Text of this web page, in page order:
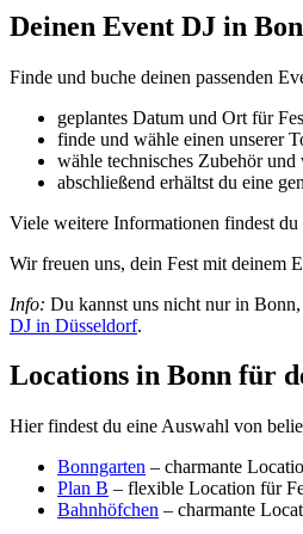
Deinen Event DJ in
Finde und buche deinen passenden
geplantes Datum und Ort für
finde und wähle einen unserer
wähle technisches Zubehör und
abschließend erhältst du eine
Viele weitere Informationen findest
Wir freuen uns, dein Fest mit deinem
Info: Du kannst uns nicht nur in
DJ in Düsseldorf.
Locations in Bonn für
Hier findest du eine Auswahl von
Bonngarten – charmante
Plan B – flexible Location für
Bahnhöfchen – charmante